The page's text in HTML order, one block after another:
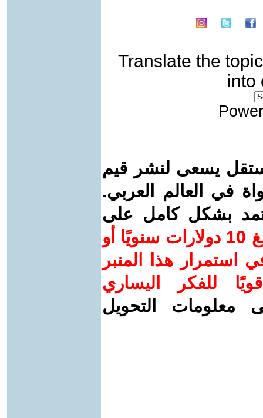
Translate the topic
into
يسعى لنشر قيم
في العالم العربي.
بشكل كامل على
ساهم/ي معنا! بدعمكم بمبلغ 10 دولارات سنويًا أو
استمرار هذا المنبر
للفكر اليساري
معلومات التحويل